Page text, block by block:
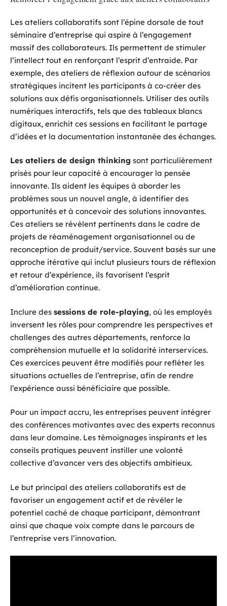
Les ateliers collaboratifs sont l’épine dorsale de tout
séminaire d’entreprise qui aspire à l’engagement
massif des collaborateurs. Ils permettent de stimuler
l’intellect tout en renforçant l’esprit d’entraide. Par
exemple, des ateliers de réflexion autour de scénarios
stratégiques incitent les participants à co-créer des
solutions aux défis organisationnels. Utiliser des outils
numériques interactifs, tels que des tableaux blancs
digitaux, enrichit ces sessions en facilitant le partage
d’idées et la documentation instantanée des échanges.
Les ateliers de design thinking sont particulièrement
prisés pour leur capacité à encourager la pensée
innovante. Ils aident les équipes à aborder les
problèmes sous un nouvel angle, à identifier des
opportunités et à concevoir des solutions innovantes.
Ces ateliers se révèlent pertinents dans le cadre de
projets de réaménagement organisationnel ou de
reconception de produit/service. Souvent basés sur une
approche itérative qui inclut plusieurs tours de réflexion
et retour d’expérience, ils favorisent l’esprit
d’amélioration continue.
Inclure des sessions de role-playing, où les employés
inversent les rôles pour comprendre les perspectives et
challenges des autres départements, renforce la
compréhension mutuelle et la solidarité interservices.
Ces exercices peuvent être modifiés pour refléter les
situations actuelles de l’entreprise, afin de rendre
l’expérience aussi bénéficiaire que possible.
Pour un impact accru, les entreprises peuvent intégrer
des conférences motivantes avec des experts reconnus
dans leur domaine. Les témoignages inspirants et les
conseils pratiques peuvent instiller une volonté
collective d’avancer vers des objectifs ambitieux.
Le but principal des ateliers collaboratifs est de
favoriser un engagement actif et de révéler le
potentiel caché de chaque participant, démontrant
ainsi que chaque voix compte dans le parcours de
l’entreprise vers l’innovation.